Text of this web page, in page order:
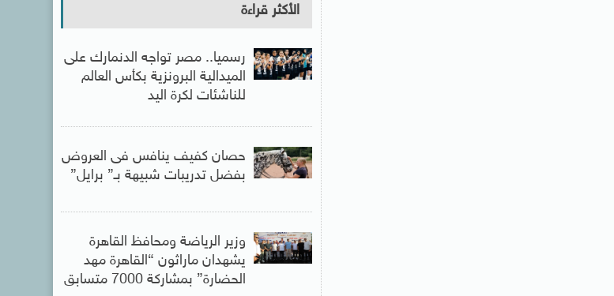
الأكثر قراءة
رسميا.. مصر تواجه الدنمارك على
الميدالية البرونزية بكأس العالم
للناشئات لكرة اليد
حصان كفيف ينافس فى العروض
بفضل تدريبات شبيهة بـ” برايل”
وزير الرياضة ومحافظ القاهرة
يشهدان ماراثون “القاهرة مهد
الحضارة” بمشاركة 7000 متسابق